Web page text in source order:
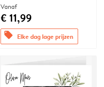
Vanaf
€ 11,99
offers Elke dag lage prijzen